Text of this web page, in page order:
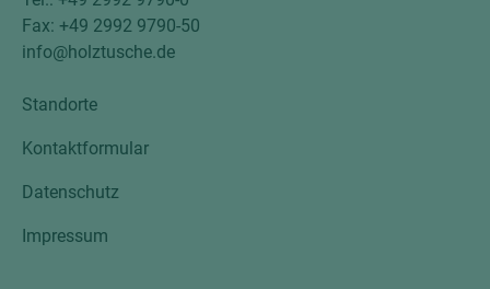
Fax: +49 2992 9790-50
info@holztusche.de
Standorte
Kontaktformular
Datenschutz
Impressum